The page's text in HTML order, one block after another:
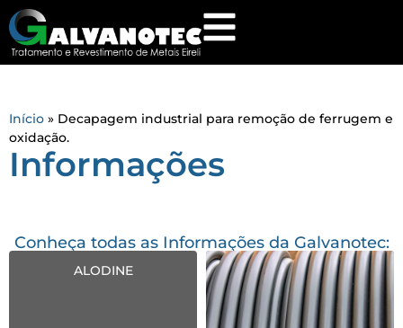
Início » Decapagem industrial para remoção de ferrugem e
oxidação.
Informações
Conheça todas as Informações da Galvanotec:
ALODINE